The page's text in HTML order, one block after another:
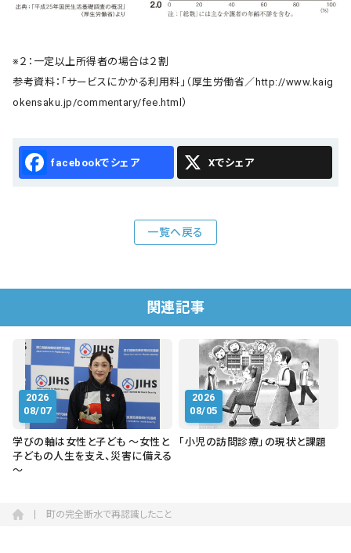
※２：一定以上所得者の場合は２割
参考資料：「サービスにかかる利用料」（厚生労働省／http://www.kaig
okensaku.jp/commentary/fee.html）
Facebook X
一覧へ戻る
関連記事
2026
08/07
学びの軸は女性と子ども ～女性と
子どもの人生を支え、災害に備える
～
2026
08/05
「小児の訪問診療」の現状と課題
町の完全断水で再認識したこと